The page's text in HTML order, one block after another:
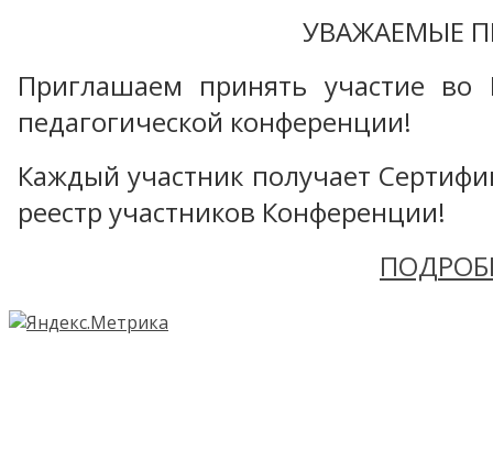
УВАЖАЕМЫЕ
Приглашаем принять участие во
педагогической конференции!
Каждый участник получает
реестр участников Конференции!